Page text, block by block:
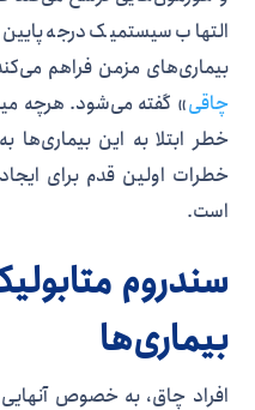
التهاب سیستمیک درجه پایین،
بیماری‌های مزمن فراهم
چاقی» گفته می‌شود. هرچه
خطر ابتلا به این
خطرات اولین قدم برای
است.
سندروم
بیماری‌ها
افراد چاق، به خصوص